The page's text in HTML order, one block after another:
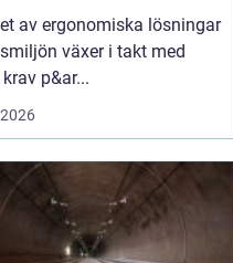
av ergonomiska lösningar
växer i takt med
p&ar...